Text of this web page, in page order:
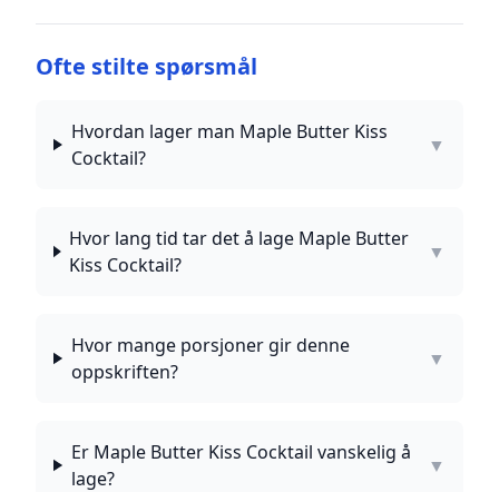
Ofte stilte spørsmål
Hvordan lager man Maple Butter Kiss
Cocktail?
▼
Hvor lang tid tar det å lage Maple Butter
Kiss Cocktail?
▼
Hvor mange porsjoner gir denne
oppskriften?
▼
Er Maple Butter Kiss Cocktail vanskelig å
lage?
▼